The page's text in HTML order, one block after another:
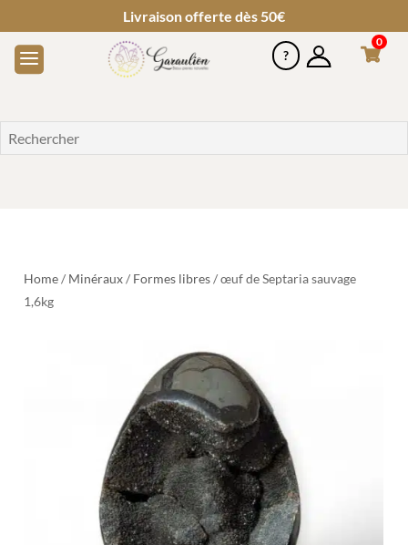
Livraison offerte dès 50€
0
Home/ Minéraux/ Formes libres/ œuf de Septaria sauvage
1,6kg